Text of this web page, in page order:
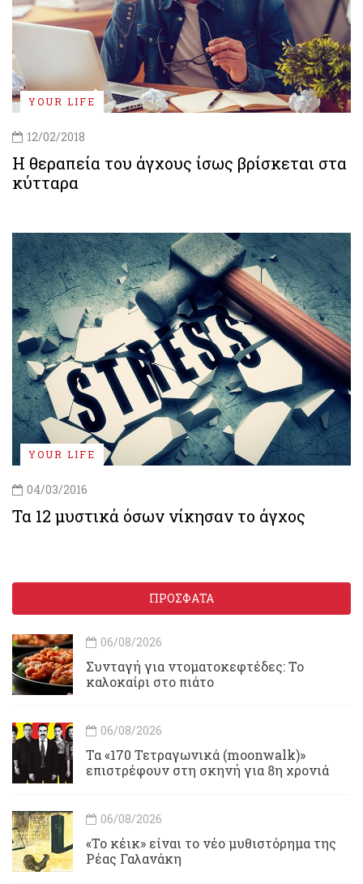
YOUR LIFE
12/02/2018
Η θεραπεία του άγχους ίσως βρίσκεται στα
κύτταρα
YOUR LIFE
04/03/2016
Τα 12 μυστικά όσων νίκησαν το άγχος
ΠΡΟΣΦΑΤΑ
06/08/2026
Συνταγή για ντοματοκεφτέδες: Το
καλοκαίρι στο πιάτο
06/08/2026
Τα «170 Τετραγωνικά (moonwalk)»
επιστρέφουν στη σκηνή για 8η χρονιά
06/08/2026
«Το κέικ» είναι το νέο μυθιστόρημα της
Ρέας Γαλανάκη